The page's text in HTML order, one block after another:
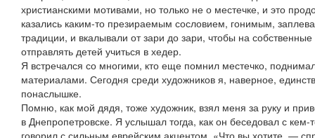
христианскими мотивами, но только не о местечке, и это
казались каким-то презираемым сословием, гонимым,
традиции, и вкалывали от зари до зари, чтобы на собственные
отправлять детей учиться в хедер.
Я встречался со многими, кто еще помнил местечко,
материалами. Сегодня среди художников я, наверное,
понаслышке.
Помню, как мой дядя, тоже художник, взял меня за руку и
в Днепропетровске. Я услышал тогда, как он беседовал с кем-
говорил с сильным еврейским акцентом. «Что вы хотите, —